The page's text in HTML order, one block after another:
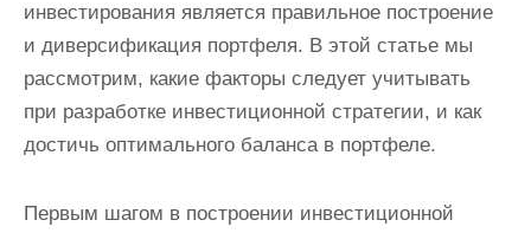
инвестирования является правильное построение
и диверсификация портфеля. В этой статье мы
рассмотрим, какие факторы следует учитывать
при разработке инвестиционной стратегии, и как
достичь оптимального баланса в портфеле.
Первым шагом в построении инвестиционной